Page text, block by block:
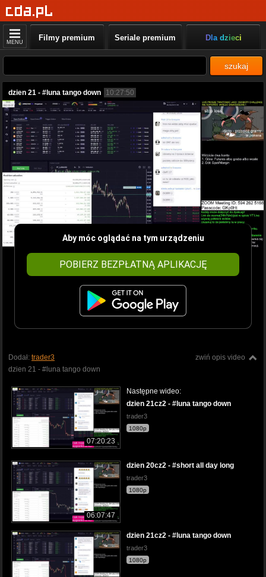
MENU Filmy premium Seriale premium Dla dzieci
szukaj
dzien 21 - #luna tango down 10:27:50
Aby móc oglądać na tym urządzeniu
POBIERZ BEZPŁATNĄ APLIKACJĘ
zwiń opis video
Dodał: trader3
dzien 21 - #luna tango down
07:20:23
Następne wideo:
dzien 21cz2 - #luna tango down
trader3
1080p
06:07:47
dzien 20cz2 - #short all day long
trader3
1080p
dzien 21cz2 - #luna tango down
trader3
1080p